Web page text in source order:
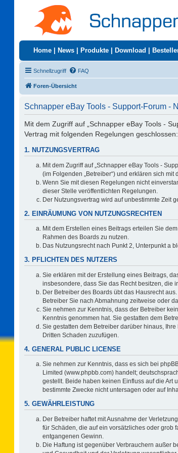
Home News Produkte Download
Schnellzugriff FAQ
Foren-Übersicht
Schnapper eBay Tools - Support-Forum -
Mit dem Zugriff auf „Schnapper eBay Tools -
Vertrag mit folgenden Regelungen geschlossen:
1. NUTZUNGSVERTRAG
Mit dem Zugriff auf „Schnapper eBay Tools -
(im Folgenden „Betreiber“) und erklären sich
Wenn Sie mit diesen Regelungen nicht
dieser Stelle veröffentlichten Regelungen.
Der Nutzungsvertrag wird auf unbestimmte Zeit
2. EINRÄUMUNG VON NUTZUNGSRECHTEN
Mit dem Erstellen eines Beitrags erteilen Sie
Rahmen des Boards zu nutzen.
Das Nutzungsrecht nach Punkt 2, Unterpunkt a
3. PFLICHTEN DES NUTZERS
Sie erklären mit der Erstellung eines Beitrags,
insbesondere, dass Sie das Recht besitzen, die
Der Betreiber des Boards übt das Hausrecht
Betreiber Sie nach Abmahnung zeitweise oder
Sie nehmen zur Kenntnis, dass der Betreiber
Kenntnis genommen hat. Sie gestatten dem
Sie gestatten dem Betreiber darüber hinaus,
Dritten Schaden zuzufügen.
4. GENERAL PUBLIC LICENSE
Sie nehmen zur Kenntnis, dass es sich bei
Limited (www.phpbb.com) handelt;
gestellt. Beide haben keinen Einfluss auf die Art
bestimmte Zwecke nicht untersagen oder auf
5. GEWÄHRLEISTUNG
Der Betreiber haftet mit Ausnahme der
für Schäden, die auf ein vorsätzliches oder grob
entgangenen Gewinn.
Die Haftung ist gegenüber Verbrauchern außer